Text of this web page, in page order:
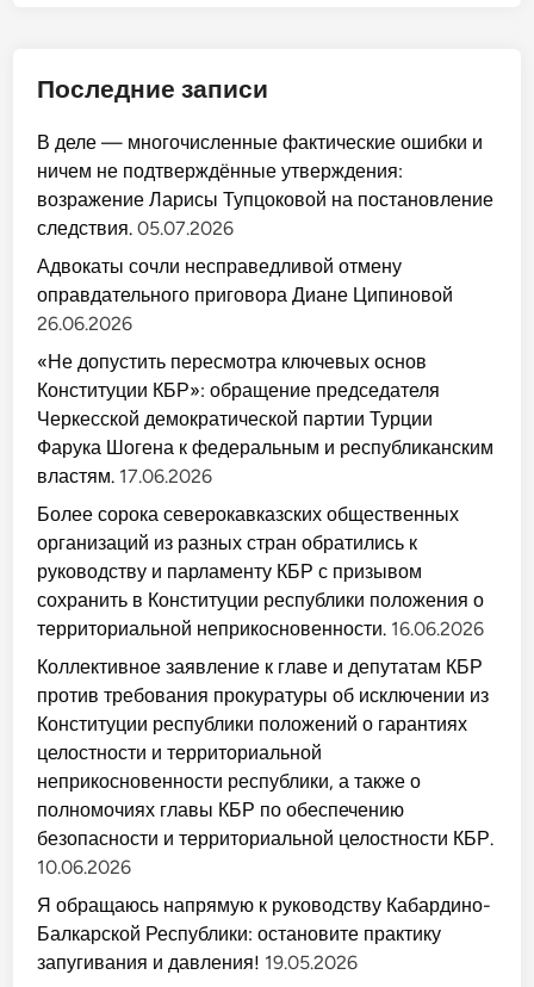
Последние записи
В деле — многочисленные фактические ошибки и
ничем не подтверждённые утверждения:
возражение Ларисы Тупцоковой на постановление
следствия. 05.07.2026
Адвокаты сочли несправедливой отмену
оправдательного приговора Диане Ципиновой
26.06.2026
«Не допустить пересмотра ключевых основ
Конституции КБР»: обращение председателя
Черкесской демократической партии Турции
Фарука Шогена к федеральным и республиканским
властям. 17.06.2026
Более сорока северокавказских общественных
организаций из разных стран обратились к
руководству и парламенту КБР с призывом
сохранить в Конституции республики положения о
территориальной неприкосновенности. 16.06.2026
Коллективное заявление к главе и депутатам КБР
против требования прокуратуры об исключении из
Конституции республики положений о гарантиях
целостности и территориальной
неприкосновенности республики, а также о
полномочиях главы КБР по обеспечению
безопасности и территориальной целостности КБР.
10.06.2026
Я обращаюсь напрямую к руководству Кабардино-
Балкарской Республики: остановите практику
запугивания и давления! 19.05.2026